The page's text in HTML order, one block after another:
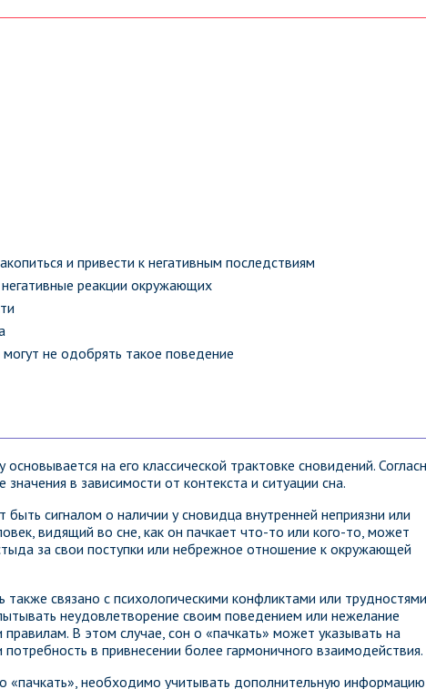
и привести к негативным последствиям
реакции окружающих
не одобрять такое поведение
на его классической трактовке сновидений.
в зависимости от контекста и ситуации сна.
сигналом о наличии у сновидца внутренней неприязни или
видящий во сне, как он пачкает что-то или кого-то, может
за свои поступки или небрежное отношение к окружающей
связано с психологическими конфликтами или
неудовлетворение своим поведением или нежелание
В этом случае, сон о «пачкать» может указывать на
в привнесении более гармоничного взаимодействия.
«пачкать», необходимо учитывать дополнительную